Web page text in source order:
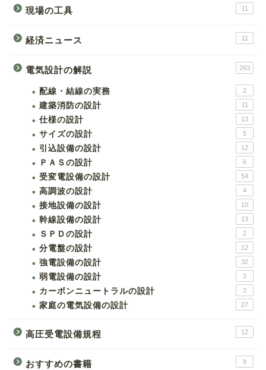
現場の工具 11
経済ニュース 11
電気設計の解説 263
配線・結線の実務 2
建築消防の設計 11
仕様の設計 13
サイズの設計 5
引込設備の設計 12
ＰＡＳの設計 6
受変電設備の設計 54
高調波の設計 4
接地設備の設計 10
幹線設備の設計 13
ＳＰＤの設計 2
分電盤の設計 12
強電設備の設計 32
弱電設備の設計 3
カーボンニュートラルの設計 3
家庭の電気設備の設計 27
高圧受電設備規程 12
おすすめの書籍 9